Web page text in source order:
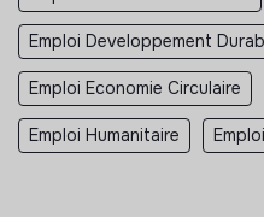
Emploi Developpement
Emploi Economie Circulaire
Emploi Humanitaire